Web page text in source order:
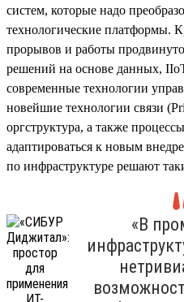
систем, которые надо
технологические платформы.
прорывов и работы
решений на основе данных,
современные технологии
новейшие технологии связи
оргструктура, а также
адаптироваться к новым
по инфраструктуре решают
«В